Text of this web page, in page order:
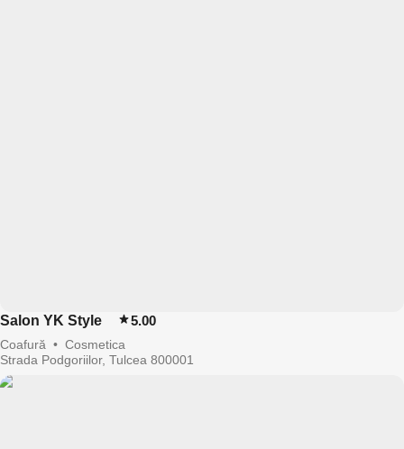
Salon YK Style 5.00
Coafură • Cosmetica
Strada Podgoriilor, Tulcea 800001